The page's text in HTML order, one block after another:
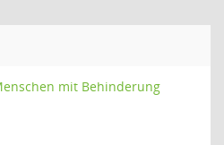
mit Behinderung